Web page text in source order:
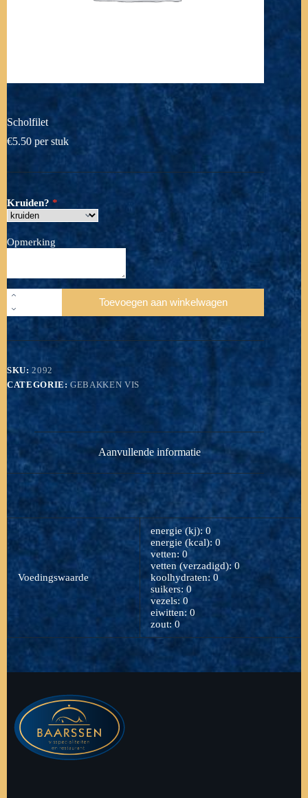
Scholfilet
€5.50 per stuk
Kruiden?
Opmerking
Scholfilet
Toevoegen aan winkelwagen
SKU:2092
CATEGORIE:GEBAKKEN VIS
Aanvullende informatie
Voedingswaarde
energie (kj): 0
energie (kcal): 0
vetten: 0
vetten (verzadigd): 0
koolhydraten: 0
suikers: 0
vezels: 0
eiwitten: 0
zout: 0